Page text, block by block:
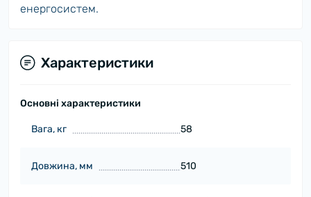
енергосистем.
Характеристики
Основні характеристики
Вага, кг 58
Довжина, мм 510